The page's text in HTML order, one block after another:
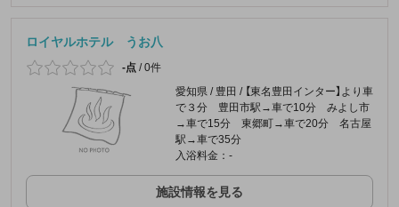
ロイヤルホテル うお八
-点 /0件
愛知県 / 豊田 / 【東名豊田インター】より車
で３分 豊田市駅→車で10分 みよし市
→車で15分 東郷町→車で20分 名古屋
駅→車で35分
入浴料金：-
施設情報を見る